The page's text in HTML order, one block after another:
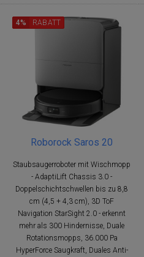
Roborock Saros 20
Staubsaugerroboter mit Wischmopp
- AdaptiLift Chassis 3.0 -
Doppelschichtschwellen bis zu 8,8
cm (4,5 + 4,3 cm), 3D ToF
Navigation StarSight 2.0 - erkennt
mehr als 300 Hindernisse, Duale
Rotationsmopps, 36.000 Pa
HyperForce Saugkraft, Duales Anti-
4% RABATT